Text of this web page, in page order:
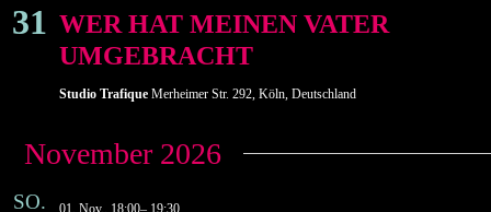
31 WER HAT MEINEN VATER
UMGEBRACHT
Studio Trafique Merheimer Str. 292, Köln, Deutschland
November 2026
SO.